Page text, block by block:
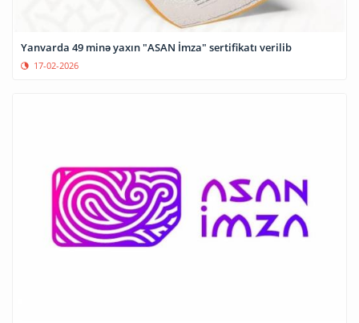
Yanvarda 49 minə yaxın "ASAN İmza" sertifikatı verilib
17-02-2026